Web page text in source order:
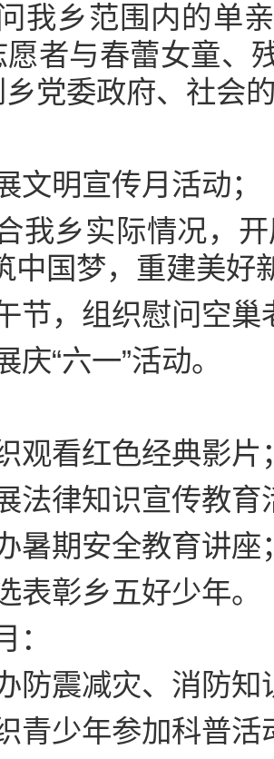
我乡范围内的单
愿者与春蕾女童、
党委政府、社会
文明宣传月活动；
我乡实际情况，开
中国梦，重建美好
节，组织慰问空巢
庆“六一”活动。
观看红色经典影片
法律知识宣传教育
暑期安全教育讲座
表彰乡五好少年。
：
防震减灾、消防知
青少年参加科普